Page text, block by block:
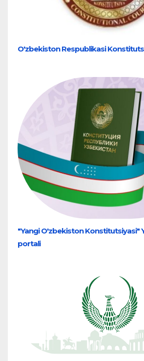
O'zbekiston Respublikasi
"Yangi O'zbekiston Konstitutsiyasi"
portali